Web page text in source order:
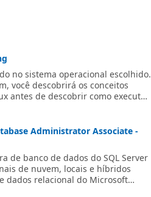
no sistema operacional escolhido.
você descobrirá os conceitos
antes de descobrir como executar
a implantação do SQL
Administrator Associate -
de banco de dados do SQL Server
de nuvem, locais e híbridos
dados relacional do Microsoft